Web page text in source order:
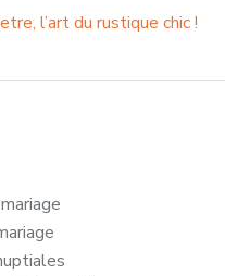
l’art du rustique chic !